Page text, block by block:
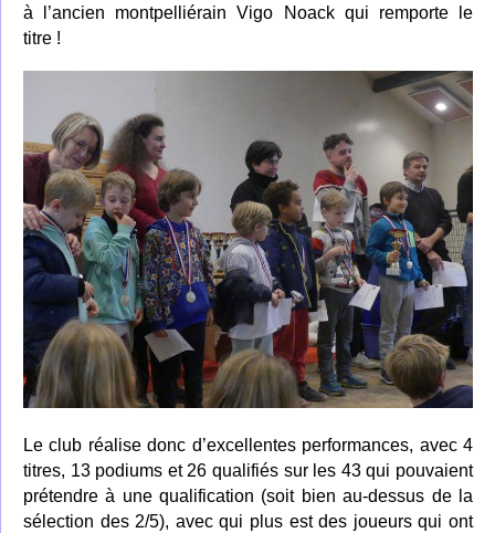
à l’ancien montpelliérain Vigo Noack qui remporte le
titre !
Le club réalise donc d’excellentes performances, avec 4
titres, 13 podiums et 26 qualifiés sur les 43 qui pouvaient
prétendre à une qualification (soit bien au-dessus de la
sélection des 2/5), avec qui plus est des joueurs qui ont